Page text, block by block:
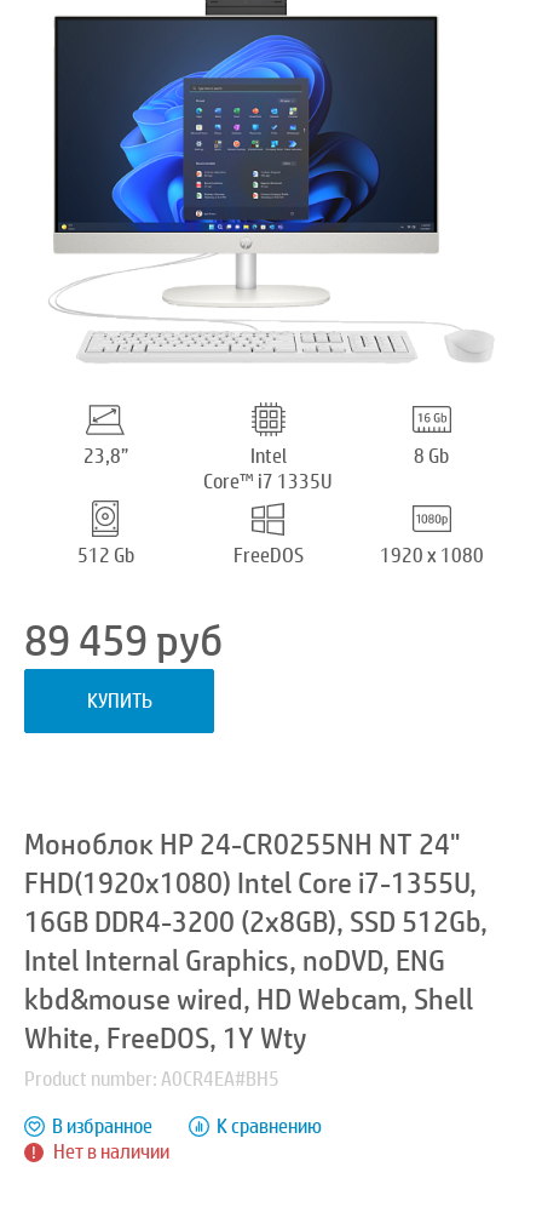
23,8”
Intel
Core™ i7 1335U
8 Gb
512 Gb FreeDOS 1920 x 1080
89 459руб
КУПИТЬ
Моноблок HP 24-CR0255NH NT 24"
FHD(1920x1080) Intel Core i7-1355U,
16GB DDR4-3200 (2x8GB), SSD 512Gb,
Intel Internal Graphics, noDVD, ENG
kbd&mouse wired, HD Webcam, Shell
White, FreeDOS, 1Y Wty
Product number: A0CR4EA#BH5
Нет в наличии
В избранное К сравнению